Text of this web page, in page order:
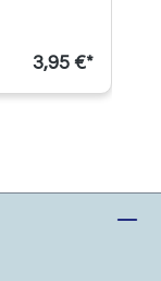
3,95 €*